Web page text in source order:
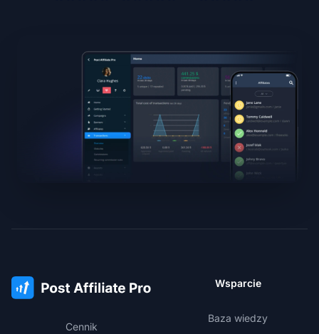
Cennik
Wsparcie
Baza wiedzy